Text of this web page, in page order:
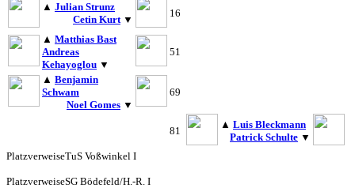
▲ Julian Strunz
Cetin Kurt ▼
16
▲ Matthias Bast
Andreas
Kehayoglou ▼
51
▲ Benjamin
Schwam
Noel Gomes ▼
69
81
▲ Luis Bleckmann
Patrick Schulte ▼
PlatzverweiseTuS Voßwinkel I
PlatzverweiseSG Bödefeld/H.-R. I